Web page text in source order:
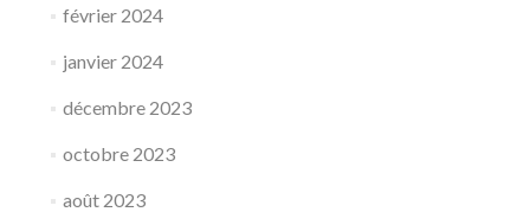
février 2024
janvier 2024
décembre 2023
octobre 2023
août 2023